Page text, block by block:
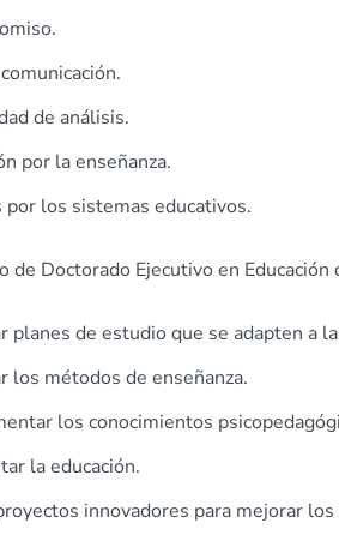
de análisis.
por la enseñanza.
por los sistemas educativos.
de Doctorado Ejecutivo en
planes de estudio que se adapten a
los métodos de enseñanza.
los conocimientos
la educación.
innovadores para mejorar